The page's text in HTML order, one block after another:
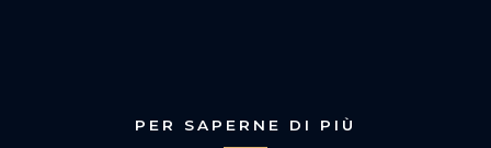
PER SAPERNE DI PIÙ